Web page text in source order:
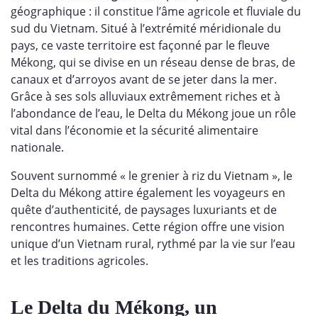
géographique : il constitue l’âme agricole et fluviale du
sud du Vietnam. Situé à l’extrémité méridionale du
pays, ce vaste territoire est façonné par le fleuve
Mékong, qui se divise en un réseau dense de bras, de
canaux et d’arroyos avant de se jeter dans la mer.
Grâce à ses sols alluviaux extrêmement riches et à
l’abondance de l’eau, le Delta du Mékong joue un rôle
vital dans l’économie et la sécurité alimentaire
nationale.
Souvent surnommé « le grenier à riz du Vietnam », le
Delta du Mékong attire également les voyageurs en
quête d’authenticité, de paysages luxuriants et de
rencontres humaines. Cette région offre une vision
unique d’un Vietnam rural, rythmé par la vie sur l’eau
et les traditions agricoles.
Le Delta du Mékong, un